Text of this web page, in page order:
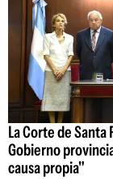
La Corte de
Gobierno
causa propia"